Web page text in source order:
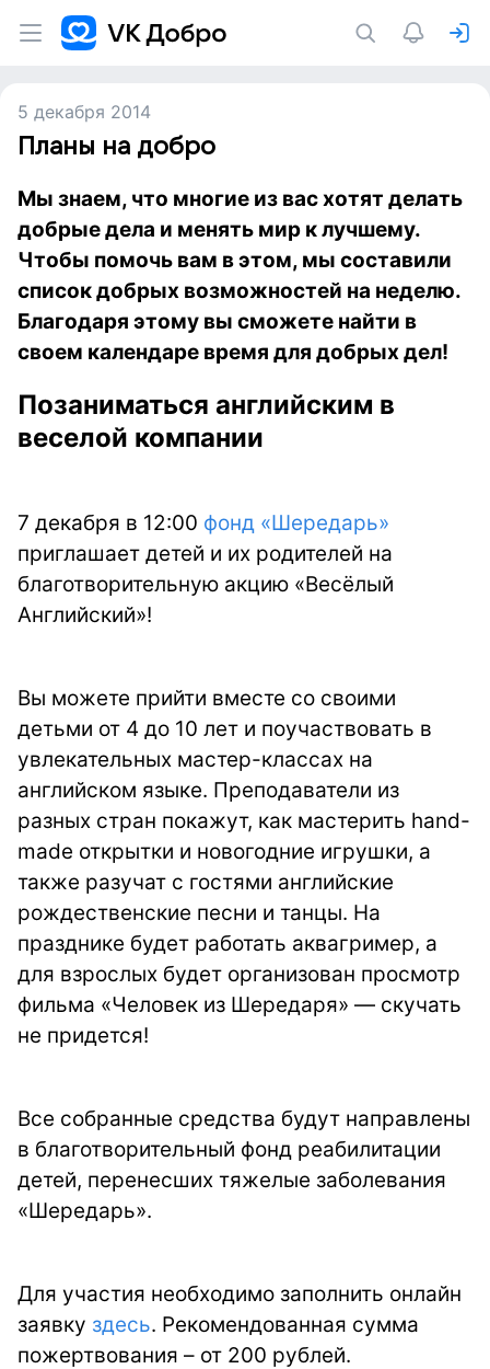
5 декабря 2014
Планы на добро
Мы знаем, что многие из вас хотят делать
добрые дела и менять мир к лучшему.
Чтобы помочь вам в этом, мы составили
список добрых возможностей на неделю.
Благодаря этому вы сможете найти в
своем календаре время для добрых дел!
Позаниматься английским в
веселой компании
7 декабря в 12:00 фонд «Шередарь»
приглашает детей и их родителей на
благотворительную акцию «Весёлый
Английский»!
Вы можете прийти вместе со своими
детьми от 4 до 10 лет и поучаствовать в
увлекательных мастер-классах на
английском языке. Преподаватели из
разных стран покажут, как мастерить hand-
made открытки и новогодние игрушки, а
также разучат с гостями английские
рождественские песни и танцы. На
празднике будет работать аквагример, а
для взрослых будет организован просмотр
фильма «Человек из Шередаря» — скучать
не придется!
Все собранные средства будут направлены
в благотворительный фонд реабилитации
детей, перенесших тяжелые заболевания
«Шередарь».
Для участия необходимо заполнить онлайн
заявку здесь. Рекомендованная сумма
пожертвования – от 200 рублей.